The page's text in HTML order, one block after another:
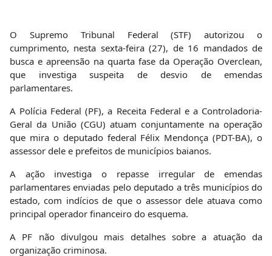
O Supremo Tribunal Federal (STF) autorizou o
cumprimento, nesta sexta-feira (27), de 16 mandados de
busca e apreensão na quarta fase da Operação Overclean,
que investiga suspeita de desvio de emendas
parlamentares.
A Polícia Federal (PF), a Receita Federal e a Controladoria-
Geral da União (CGU) atuam conjuntamente na operação
que mira o deputado federal Félix Mendonça (PDT-BA), o
assessor dele e prefeitos de municípios baianos.
A ação investiga o repasse irregular de emendas
parlamentares enviadas pelo deputado a três municípios do
estado, com indícios de que o assessor dele atuava como
principal operador financeiro do esquema.
A PF não divulgou mais detalhes sobre a atuação da
organização criminosa.